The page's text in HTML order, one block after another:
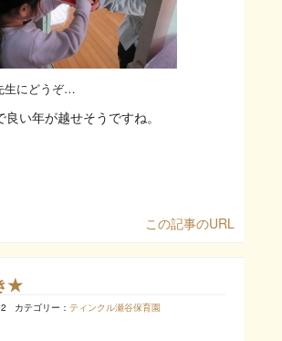
生にどうぞ…
い年が越せそうですね。
この記事のURL
★
カテゴリー： ティンクル瀬谷保育園